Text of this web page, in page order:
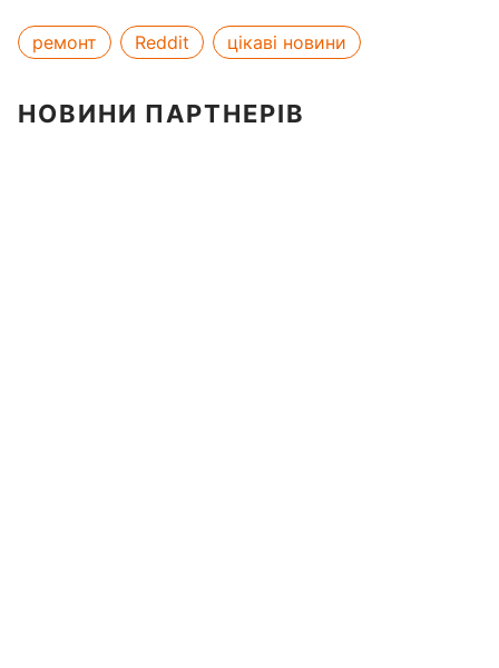
ремонт Reddit цікаві новини
НОВИНИ ПАРТНЕРІВ